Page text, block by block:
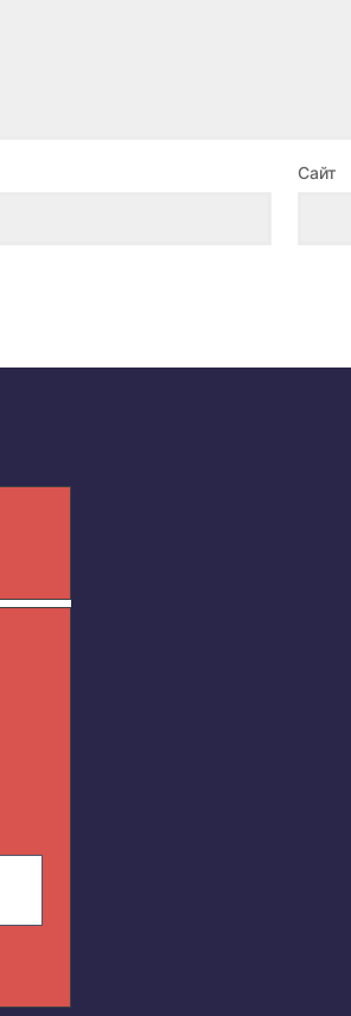
Сайт